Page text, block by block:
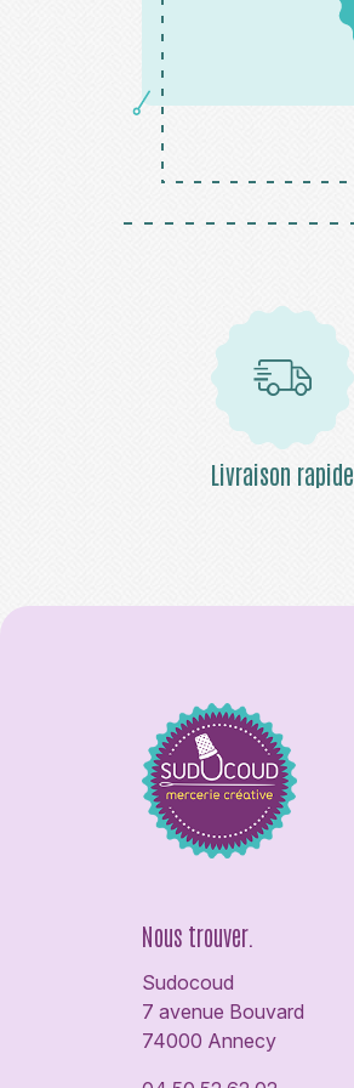
Livraison rapide
Nous trouver.
Sudocoud
7 avenue Bouvard
74000 Annecy